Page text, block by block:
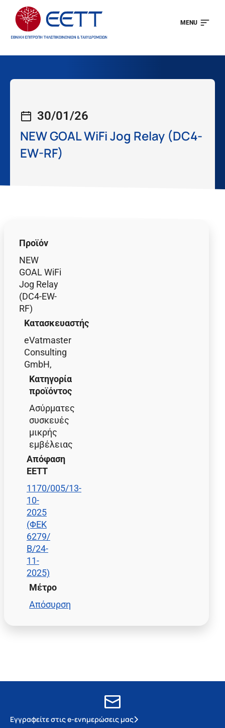
MENU
30/01/26
NEW GOAL WiFi Jog Relay (DC4-
EW-RF)
Προϊόν
NEW
GOAL WiFi
Jog Relay
(DC4-EW-
RF)
Κατασκευαστής
eVatmaster
Consulting
GmbH,
Κατηγορία
προϊόντος
Ασύρματες
συσκευές
μικρής
εμβέλειας
Απόφαση
ΕΕΤΤ
1170/005/13-
10-
2025
(ΦΕΚ
6279/
Β/24-
11-
2025)
Μέτρο
Απόσυρση
Εγγραφείτε στις e-ενημερώσεις μας